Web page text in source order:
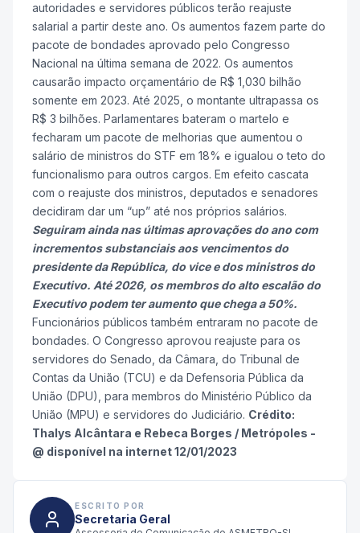
autoridades e servidores públicos terão reajuste
salarial a partir deste ano. Os aumentos fazem parte do
pacote de bondades aprovado pelo Congresso
Nacional na última semana de 2022. Os aumentos
causarão impacto orçamentário de R$ 1,030 bilhão
somente em 2023. Até 2025, o montante ultrapassa os
R$ 3 bilhões. Parlamentares bateram o martelo e
fecharam um pacote de melhorias que aumentou o
salário de ministros do STF em 18% e igualou o teto do
funcionalismo para outros cargos. Em efeito cascata
com o reajuste dos ministros, deputados e senadores
decidiram dar um “up” até nos próprios salários.
Seguiram ainda nas últimas aprovações do ano com
incrementos substanciais aos vencimentos do
presidente da República, do vice e dos ministros do
Executivo. Até 2026, os membros do alto escalão do
Executivo podem ter aumento que chega a 50%.
Funcionários públicos também entraram no pacote de
bondades. O Congresso aprovou reajuste para os
servidores do Senado, da Câmara, do Tribunal de
Contas da União (TCU) e da Defensoria Pública da
União (DPU), para membros do Ministério Público da
União (MPU) e servidores do Judiciário. Crédito:
Thalys Alcântara e Rebeca Borges / Metrópoles -
@ disponível na internet 12/01/2023
ESCRITO POR
Secretaria Geral